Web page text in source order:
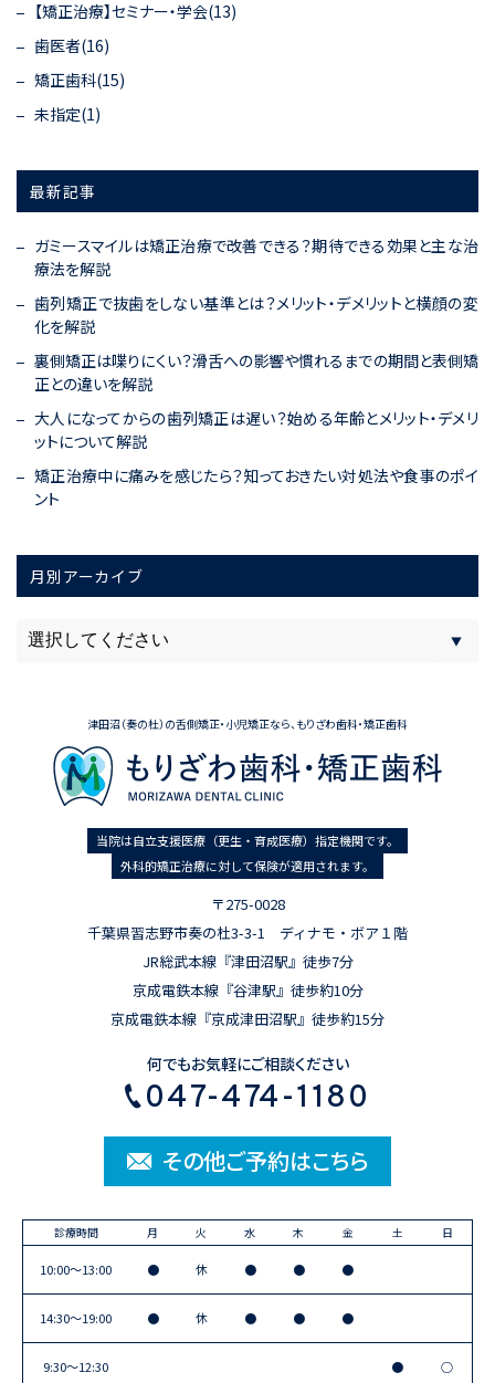
【矯正治療】セミナー・学会(13)
歯医者(16)
矯正歯科(15)
未指定(1)
最新記事
ガミースマイルは矯正治療で改善できる？期待できる効果と主な治
療法を解説
歯列矯正で抜歯をしない基準とは？メリット・デメリットと横顔の変
化を解説
裏側矯正は喋りにくい？滑舌への影響や慣れるまでの期間と表側矯
正との違いを解説
大人になってからの歯列矯正は遅い？始める年齢とメリット・デメリ
ットについて解説
矯正治療中に痛みを感じたら？知っておきたい対処法や食事のポイ
ント
月別アーカイブ
津田沼（奏の杜）の舌側矯正・小児矯正なら、もりざわ歯科・矯正歯科
当院は自立支援医療（更生・育成医療）指定機関です。
外科的矯正治療に対して保険が適用されます。
〒275-0028
千葉県習志野市奏の杜3-3-1 ディナモ・ボア１階
JR総武本線『津田沼駅』徒歩7分
京成電鉄本線『谷津駅』徒歩約10分
京成電鉄本線『京成津田沼駅』徒歩約15分
何でもお気軽にご相談ください
047-474-1180
その他ご予約はこちら
診療時間 月 火 水 木 金 土 日
10:00〜13:00 ● 休 ● ● ●
14:30〜19:00 ● 休 ● ● ●
9:30〜12:30 ● ○